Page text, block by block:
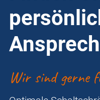
Wir sind gerne